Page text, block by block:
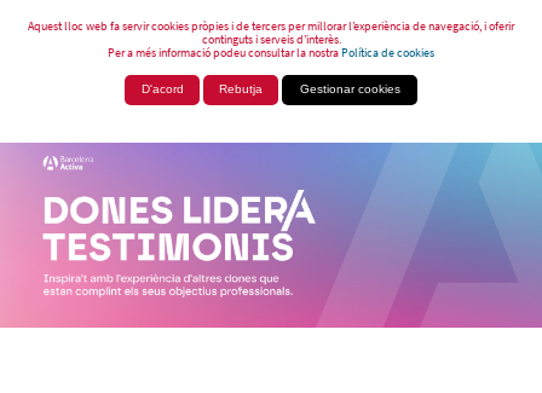
Aquest lloc web fa servir cookies pròpies i de tercers per millorar l’experiència de navegació, i oferir
continguts i serveis d’interès.
Per a més informació podeu consultar la nostraPolítica de cookies
D'acord Rebutja Gestionar cookies